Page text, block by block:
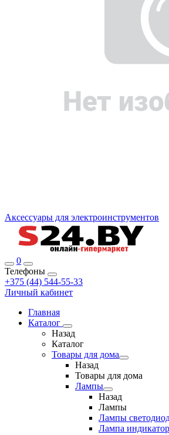
Аксессуары для электроинструментов
0
Телефоны
+375 (44) 544-55-33
Личный кабинет
Главная
Каталог
Назад
Каталог
Товары для дома
Назад
Товары для дома
Лампы
Назад
Лампы
Лампы
Лампа